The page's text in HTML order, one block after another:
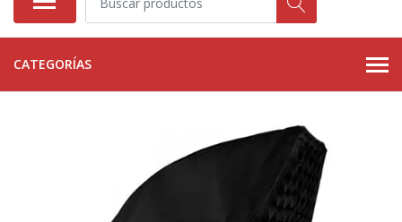
CATEGORÍAS